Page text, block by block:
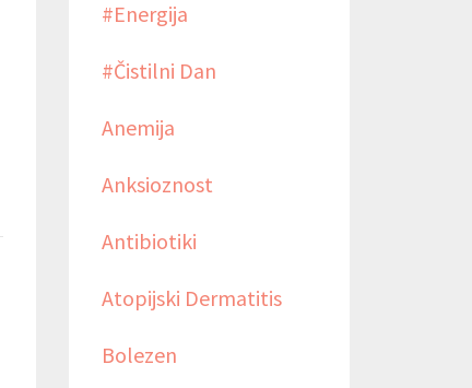
#energija
#čistilni Dan
Anemija
Anksioznost
Antibiotiki
Atopijski Dermatitis
Bolezen